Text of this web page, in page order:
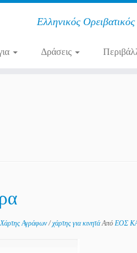
Ελληνικός
Δράσεις
Χάρτης Αγράφων/χάρτης για κινητάΑπό ΕΟΣ